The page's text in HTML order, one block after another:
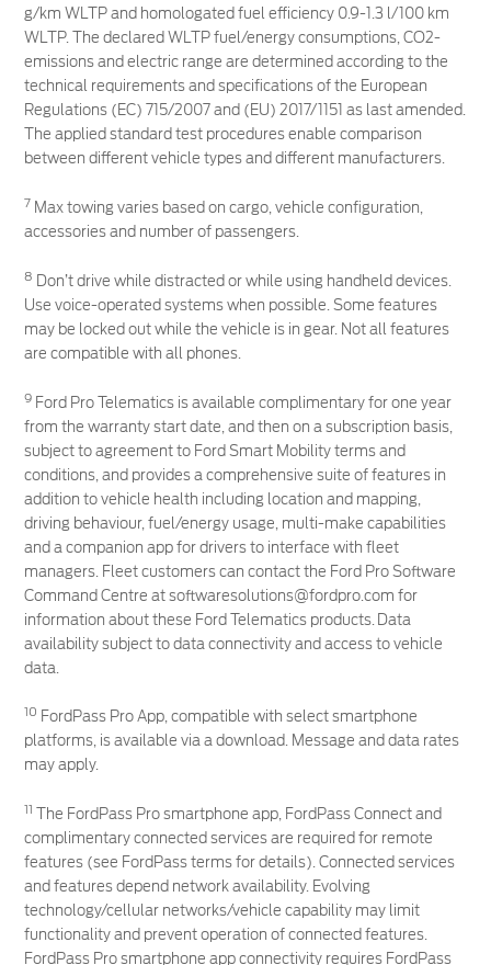
g/km WLTP and homologated fuel efficiency 0.9-1.3 l/100 km
WLTP. The declared WLTP fuel/energy consumptions, CO2-
emissions and electric range are determined according to the
technical requirements and specifications of the European
Regulations (EC) 715/2007 and (EU) 2017/1151 as last amended.
The applied standard test procedures enable comparison
between different vehicle types and different manufacturers.
7 Max towing varies based on cargo, vehicle configuration,
accessories and number of passengers.
8
Don’t drive while distracted or while using handheld devices.
Use voice-operated systems when possible. Some features
may be locked out while the vehicle is in gear. Not all features
are compatible with all phones.
9 Ford Pro Telematics is available complimentary for one year
from the warranty start date, and then on a subscription basis,
subject to agreement to Ford Smart Mobility terms and
conditions, and provides a comprehensive suite of features in
addition to vehicle health including location and mapping,
driving behaviour, fuel/energy usage, multi-make capabilities
and a companion app for drivers to interface with fleet
managers. Fleet customers can contact the Ford Pro Software
Command Centre at softwaresolutions@fordpro.com for
information about these Ford Telematics products. Data
availability subject to data connectivity and access to vehicle
data.
10 FordPass Pro App, compatible with select smartphone
platforms, is available via a download. Message and data rates
may apply.
11
The FordPass Pro smartphone app, FordPass Connect and
complimentary connected services are required for remote
features (see FordPass terms for details). Connected services
and features depend network availability. Evolving
technology/cellular networks/vehicle capability may limit
functionality and prevent operation of connected features.
FordPass Pro smartphone app connectivity requires FordPass